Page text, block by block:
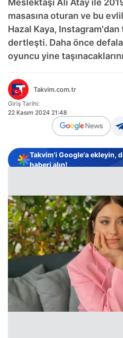
Meslektaşı Ali Atay ile
masasına oturan ve bu
Hazal Kaya,
dertleşti. Daha önce
oyuncu yine
Takvim.com.tr
Giriş Tarihi:
22 Kasım 2024 21:48
Takvim'i Google'a ekleyin,
haberi alın!